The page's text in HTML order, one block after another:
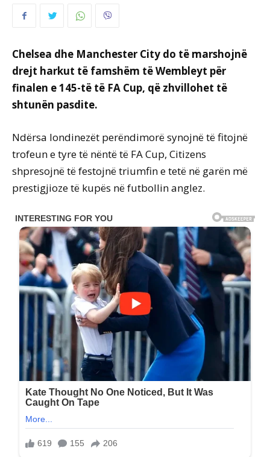
Chelsea dhe Manchester City do të marshojnë
drejt harkut të famshëm të Wembleyt për
finalen e 145-të të FA Cup, që zhvillohet të
shtunën pasdite.
Ndërsa londinezët perëndimorë synojnë të fitojnë
trofeun e tyre të nëntë të FA Cup, Citizens
shpresojnë të festojnë triumfin e tetë në garën më
prestigjioze të kupës në futbollin anglez.